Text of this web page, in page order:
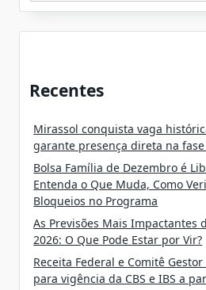
Recentes
Mirassol conquista vaga
garante presença direta na
Bolsa Família de Dezembro é
Entenda o Que Muda, Como
Bloqueios no Programa
As Previsões Mais Impactantes
2026: O Que Pode Estar por Vir?
Receita Federal e Comitê
para vigência da CBS e IBS a